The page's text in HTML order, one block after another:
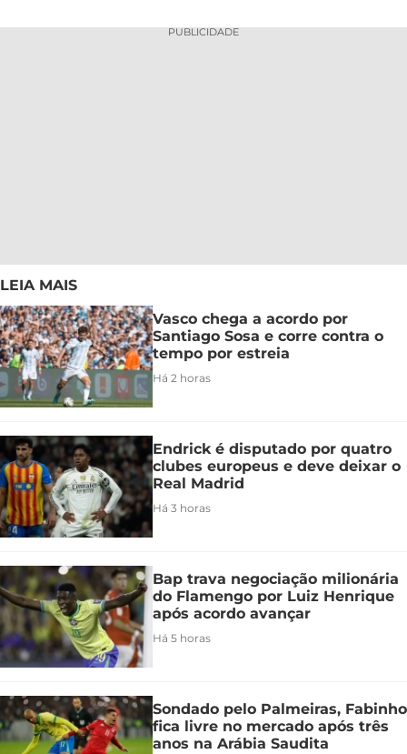
PUBLICIDADE
LEIA MAIS
Vasco chega a acordo por
Santiago Sosa e corre contra o
tempo por estreia
Há 2 horas
Endrick é disputado por quatro
clubes europeus e deve deixar o
Real Madrid
Há 3 horas
Bap trava negociação milionária
do Flamengo por Luiz Henrique
após acordo avançar
Há 5 horas
Sondado pelo Palmeiras, Fabinho
fica livre no mercado após três
anos na Arábia Saudita